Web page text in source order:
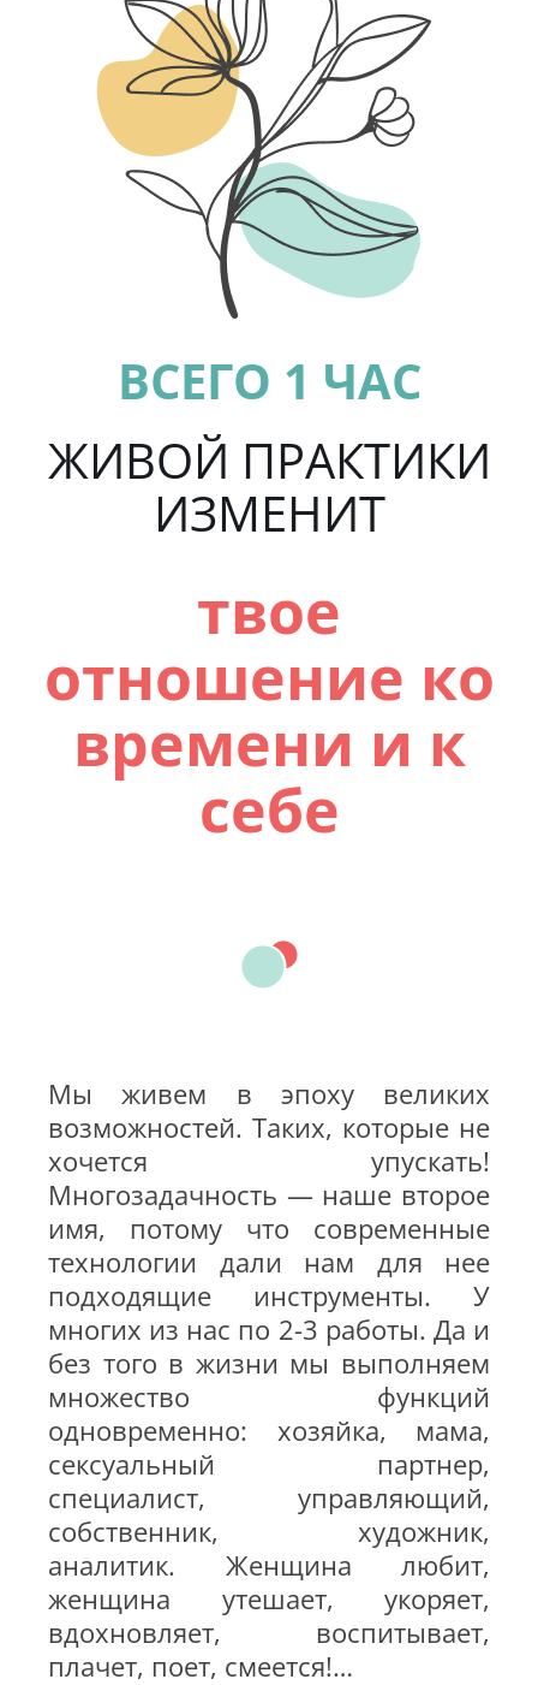
ВСЕГО 1 ЧАС
ЖИВОЙ ПРАКТИКИ
ИЗМЕНИТ
твое
отношение ко
времени и к
себе
Мы живем в эпоху великих
возможностей. Таких, которые не
хочется упускать!
Многозадачность — наше второе
имя, потому что современные
технологии дали нам для нее
подходящие инструменты. У
многих из нас по 2-3 работы. Да и
без того в жизни мы выполняем
множество функций
одновременно: хозяйка, мама,
сексуальный партнер,
специалист, управляющий,
собственник, художник,
аналитик. Женщина любит,
женщина утешает, укоряет,
вдохновляет, воспитывает,
плачет, поет, смеется!…